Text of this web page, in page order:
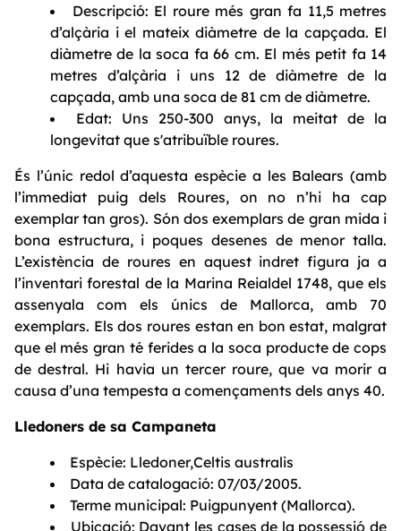
Descripció: El roure més gran fa 11,5 metres
d’alçària i el mateix diàmetre de la capçada. El
diàmetre de la soca fa 66 cm. El més petit fa 14
metres d’alçària i uns 12 de diàmetre de la
capçada, amb una soca de 81 cm de diàmetre.
Edat: Uns 250-300 anys, la meitat de la
longevitat que s'atribuïble roures.
És l’únic redol d’aquesta espècie a les Balears (amb
l’immediat puig dels Roures, on no n’hi ha cap
exemplar tan gros). Són dos exemplars de gran mida i
bona estructura, i poques desenes de menor talla.
L’existència de roures en aquest indret figura ja a
l’inventari forestal de la Marina Reialdel 1748, que els
assenyala com els únics de Mallorca, amb 70
exemplars. Els dos roures estan en bon estat, malgrat
que el més gran té ferides a la soca producte de cops
de destral. Hi havia un tercer roure, que va morir a
causa d’una tempesta a començaments dels anys 40.
Lledoners de sa Campaneta
Espècie: Lledoner,Celtis australis
Data de catalogació: 07/03/2005.
Terme municipal: Puigpunyent (Mallorca).
Ubicació: Davant les cases de la possessió de